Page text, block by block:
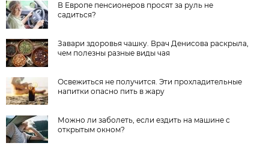
В Европе пенсионеров просят за руль не
садиться?
Завари здоровья чашку. Врач Денисова раскрыла,
чем полезны разные виды чая
Освежиться не получится. Эти прохладительные
напитки опасно пить в жару
Можно ли заболеть, если ездить на машине с
открытым окном?